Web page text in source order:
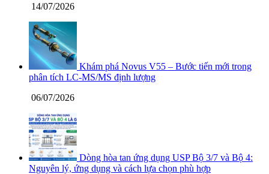
14/07/2026
Khám phá Novus V55 – Bước tiến mới trong
phân tích LC-MS/MS định lượng
06/07/2026
Dòng hòa tan ứng dụng USP Bộ 3/7 và Bộ 4:
Nguyên lý, ứng dụng và cách lựa chọn phù hợp